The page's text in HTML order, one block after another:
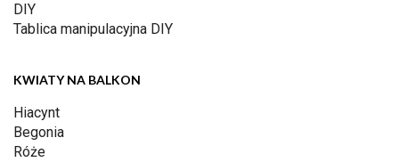
DIY
Tablica manipulacyjna DIY
KWIATY NA BALKON
Hiacynt
Begonia
Róże